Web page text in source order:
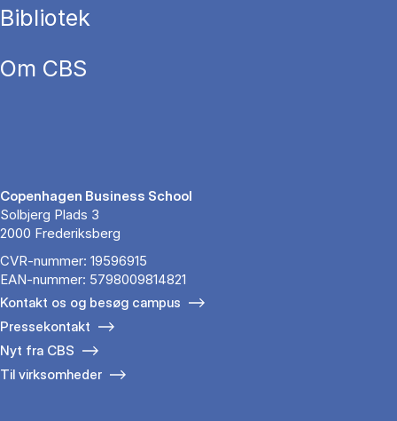
Bibliotek
Om CBS
Copenhagen Business School
Solbjerg Plads 3
2000 Frederiksberg
CVR-nummer: 19596915
EAN-nummer: 5798009814821
Kontakt os og besøg campus
Pressekontakt
Nyt fra CBS
Til virksomheder